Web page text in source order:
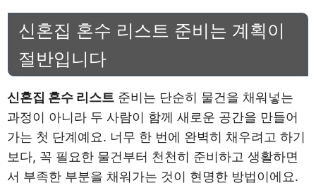
신혼집 혼수 리스트 준비는 계획이
절반입니다
신혼집 혼수 리스트 준비는 단순히 물건을 채워넣는
과정이 아니라 두 사람이 함께 새로운 공간을 만들어
가는 첫 단계예요. 너무 한 번에 완벽히 채우려고 하기
보다, 꼭 필요한 물건부터 천천히 준비하고 생활하면
서 부족한 부분을 채워가는 것이 현명한 방법이에요.